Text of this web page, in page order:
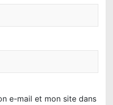
e-mail et mon site dans